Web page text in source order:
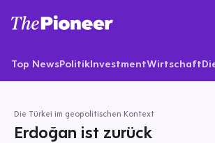
Top NewsPolitikInvestmentWirtschaft
Die Türkei im geopolitischen Kontext
Erdoğan ist zurück